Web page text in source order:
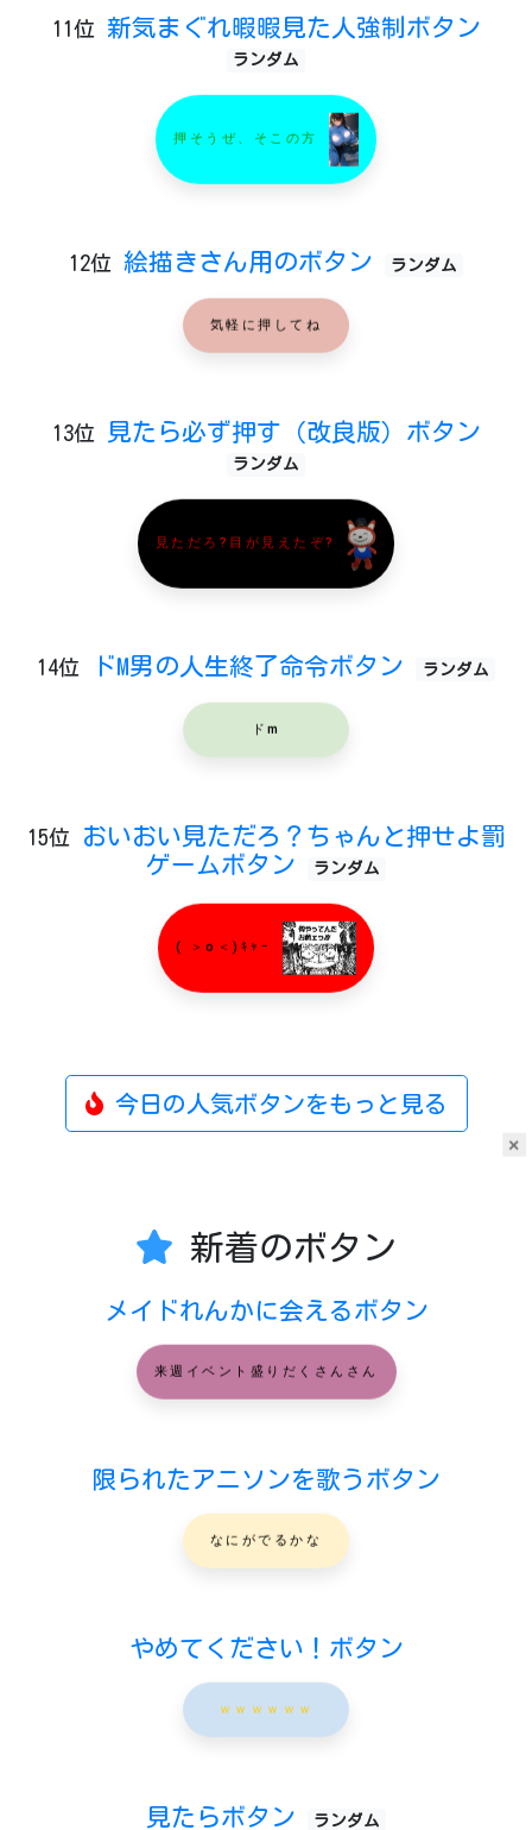
×
11位 新気まぐれ暇暇見た人強制ボタン
ランダム
押そうぜ、そこの方
12位 絵描きさん用のボタン ランダム
気軽に押してね
13位 見たら必ず押す（改良版）ボタン
ランダム
見ただろ?目が見えたぞ?
14位 ドM男の人生終了命令ボタン ランダム
ドm
15位
おいおい見ただろ？ちゃんと押せよ罰
ゲームボタン
ランダム
( ＞o＜)ｷｬｰ
今日の人気ボタンをもっと見る
新着のボタン
メイドれんかに会えるボタン
来週イベント盛りだくさんさん
限られたアニソンを歌うボタン
なにがでるかな
やめてください！ボタン
ｗｗｗｗｗｗ
見たらボタン ランダム